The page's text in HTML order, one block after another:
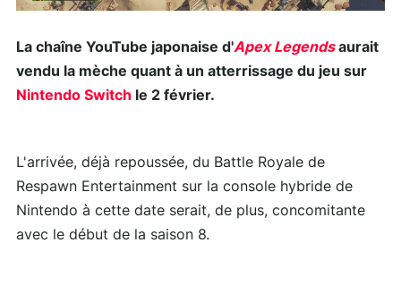
La chaîne YouTube japonaise d'Apex Legendsaurait
vendu la mèche quant à un atterrissage du jeu sur
Nintendo Switch le 2 février.
L'arrivée, déjà repoussée, du Battle Royale de
Respawn Entertainment sur la console hybride de
Nintendo à cette date serait, de plus, concomitante
avec le début de la saison 8.